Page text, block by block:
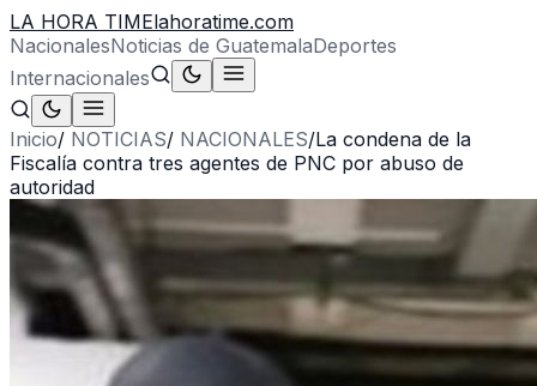
LA HORA TIMElahoratime.com
NacionalesNoticias de GuatemalaDeportes
Internacionales
Inicio/ NOTICIAS/ NACIONALES/La condena de la
Fiscalía contra tres agentes de PNC por abuso de
autoridad